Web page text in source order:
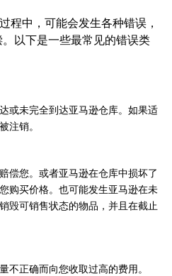
程中，可能会发生各种错误，
以下是一些最常见的错误类
或未完全到达亚马逊仓库。如果适
注销。
偿您。或者亚马逊在仓库中损坏了
购买价格。也可能发生亚马逊在未
毁可销售状态的物品，并且在截止
不正确而向您收取过高的费用。